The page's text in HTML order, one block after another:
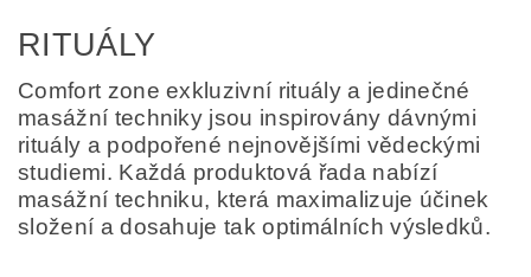
RITUÁLY
Comfort zone exkluzivní rituály a jedinečné
masážní techniky jsou inspirovány dávnými
rituály a podpořené nejnovějšími vědeckými
studiemi. Každá produktová řada nabízí
masážní techniku, která maximalizuje účinek
složení a dosahuje tak optimálních výsledků.